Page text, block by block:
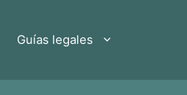
Guías legales